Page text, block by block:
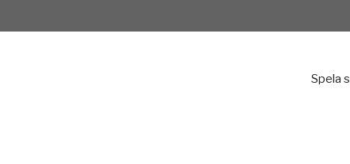
till
Spela